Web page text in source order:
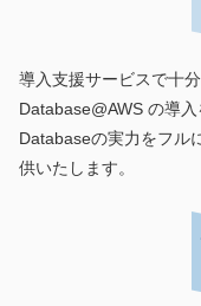
導入支援サービスで十
Database@AWS の導
Databaseの実力をフル
供いたします。